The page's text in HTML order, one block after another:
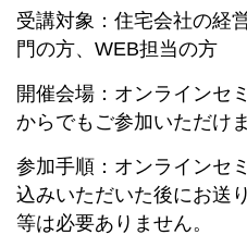
受講対象：住宅会社の経
門の方、WEB担当の方
開催会場：オンラインセ
からでもご参加いただけま
参加手順：オンラインセ
込みいただいた後にお送
等は必要ありません。